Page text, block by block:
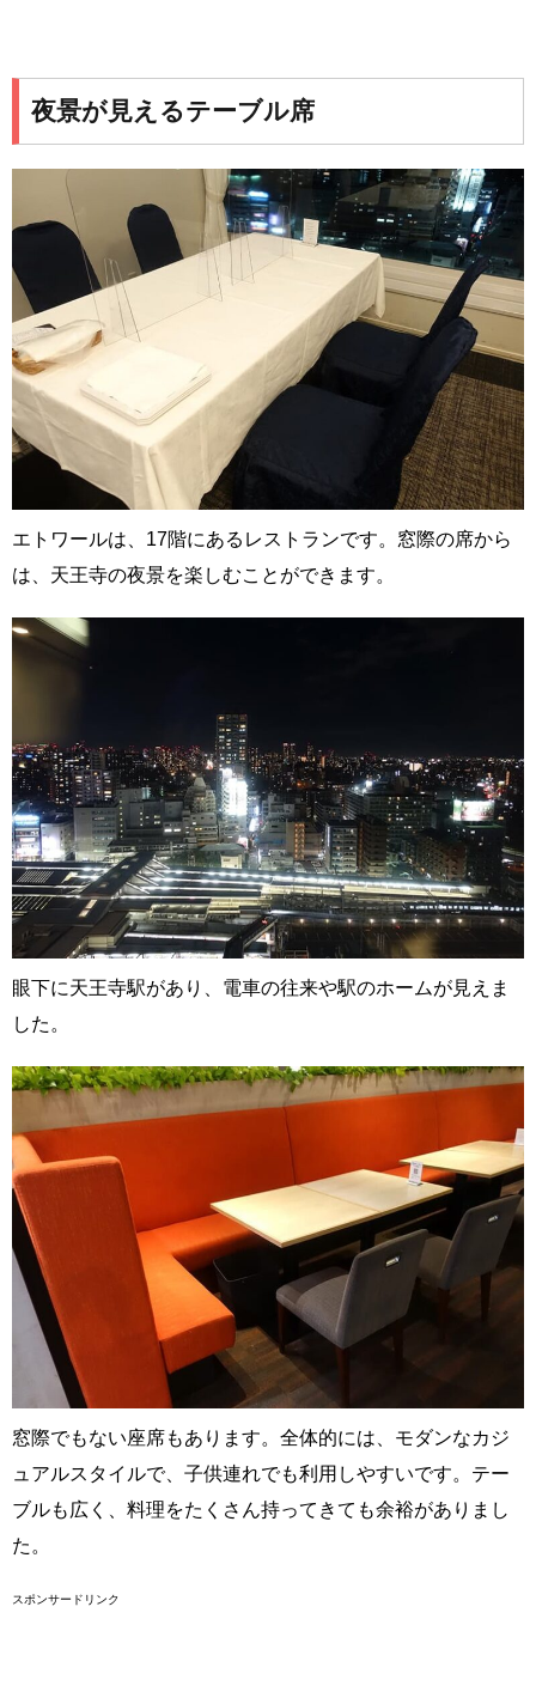
夜景が見えるテーブル席
エトワールは、17階にあるレストランです。窓際の席から
は、天王寺の夜景を楽しむことができます。
眼下に天王寺駅があり、電車の往来や駅のホームが見えま
した。
窓際でもない座席もあります。全体的には、モダンなカジ
ュアルスタイルで、子供連れでも利用しやすいです。テー
ブルも広く、料理をたくさん持ってきても余裕がありまし
た。
スポンサードリンク